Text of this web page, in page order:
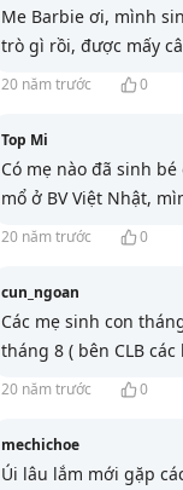
Me Barbie ơi, mình
trò gì rồi, được mấy
20 năm trước 0
Top Mi
Có mẹ nào đã sinh
mổ ở BV Việt Nhật,
20 năm trước 0
cun_ngoan
Các mẹ sinh con
tháng 8 ( bên CLB các
20 năm trước 0
mechichoe
Úi lâu lắm mới gặp